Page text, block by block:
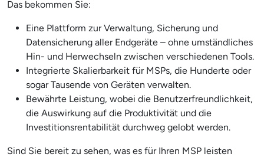
Das bekommen Sie:
Eine Plattform zur Verwaltung, Sicherung und
Datensicherung aller Endgeräte – ohne umständliches
Hin- und Herwechseln zwischen verschiedenen Tools.
Integrierte Skalierbarkeit für MSPs, die Hunderte oder
sogar Tausende von Geräten verwalten.
Bewährte Leistung, wobei die Benutzerfreundlichkeit,
die Auswirkung auf die Produktivität und die
Investitionsrentabilität durchweg gelobt werden.
Sind Sie bereit zu sehen, was es für Ihren MSP leisten